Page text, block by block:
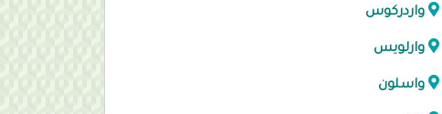
واردركوس
وارلويس
واسلون